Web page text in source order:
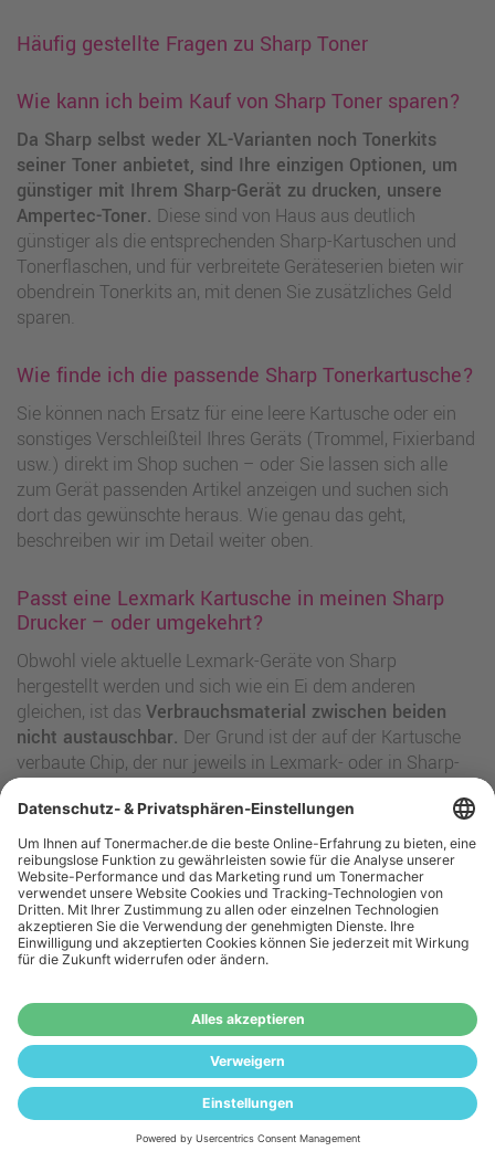
Häufig gestellte Fragen zu Sharp Toner
Wie kann ich beim Kauf von Sharp Toner sparen?
Da Sharp selbst weder XL-Varianten noch Tonerkits
seiner Toner anbietet, sind Ihre einzigen Optionen, um
günstiger mit Ihrem Sharp-Gerät zu drucken, unsere
Ampertec-Toner. Diese sind von Haus aus deutlich
günstiger als die entsprechenden Sharp-Kartuschen und
Tonerflaschen, und für verbreitete Geräteserien bieten wir
obendrein Tonerkits an, mit denen Sie zusätzliches Geld
sparen.
Wie finde ich die passende Sharp Tonerkartusche?
Sie können nach Ersatz für eine leere Kartusche oder ein
sonstiges Verschleißteil Ihres Geräts (Trommel, Fixierband
usw.) direkt im Shop suchen – oder Sie lassen sich alle
zum Gerät passenden Artikel anzeigen und suchen sich
dort das gewünschte heraus. Wie genau das geht,
beschreiben wir im Detail weiter oben.
Passt eine Lexmark Kartusche in meinen Sharp
Drucker – oder umgekehrt?
Obwohl viele aktuelle Lexmark-Geräte von Sharp
hergestellt werden und sich wie ein Ei dem anderen
gleichen, ist das Verbrauchsmaterial zwischen beiden
nicht austauschbar. Der Grund ist der auf der Kartusche
verbaute Chip, der nur jeweils in Lexmark- oder in Sharp-
oben.
Diese Seite im Überblick
Die beliebtesten Sharp Laserdrucker-Serien
Alle Sharp Laserdrucker im Überblick
Kaufratgeber für Sharp Toner
Wie finde ich den richtigen Sharp Toner für meinen
Das Sharp Geräteportfolio
Recycling Ihrer leeren Sharp-Tonerkartuschen
Sharp – die japanischen Elektro-Experten, die alles bauen
Häufig gestellte Fragen zu Sharp Toner